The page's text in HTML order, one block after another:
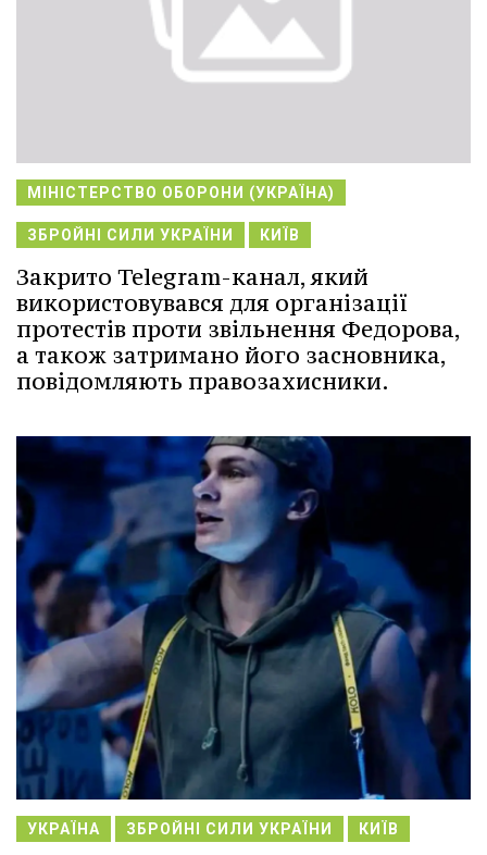
МІНІСТЕРСТВО ОБОРОНИ (УКРАЇНА)
ЗБРОЙНІ СИЛИ УКРАЇНИ КИЇВ
Закрито Telegram-канал, який
використовувався для організації
протестів проти звільнення Федорова,
а також затримано його засновника,
повідомляють правозахисники.
УКРАЇНА ЗБРОЙНІ СИЛИ УКРАЇНИ КИЇВ